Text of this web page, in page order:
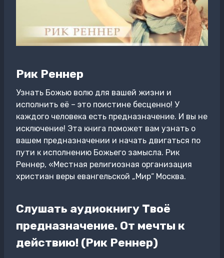
Рик Реннер
Узнать Божью волю для вашей жизни и
исполнить её – это поистине бесценно! У
каждого человека есть предназначение. И вы не
исключение! Эта книга поможет вам узнать о
вашем предназначении и начать двигаться по
пути к исполнению Божьего замысла. Рик
Реннер, «Местная религиозная организация
христиан веры евангельской „Мир“ Москва.
Слушать аудиокнигу Твоё
предназначение. От мечты к
действию! (Рик Реннер)